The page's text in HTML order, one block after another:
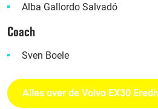
Alba Gallordo Salvadó
Coach
Sven Boele
Alles over de Volvo EX30